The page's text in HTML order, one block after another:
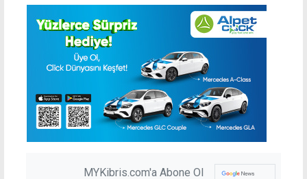
MYKibris.com'a Abone Ol